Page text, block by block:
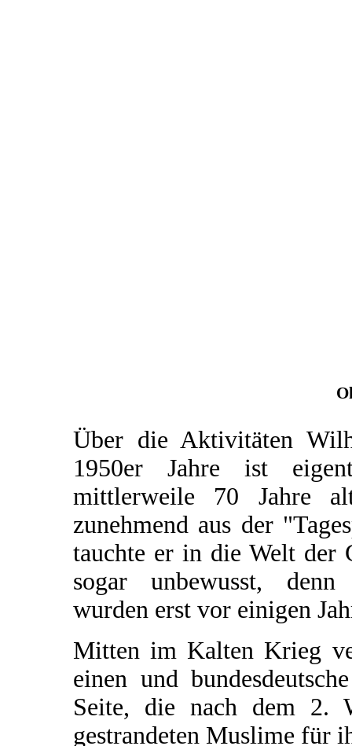
Über die Aktivitäten
1950er Jahre ist
mittlerweile 70 Jahre
zunehmend aus der
tauchte er in die Welt der
sogar unbewusst, denn
wurden erst vor einigen
Mitten im Kalten Krieg
einen und
Seite, die nach dem 2.
gestrandeten Muslime für